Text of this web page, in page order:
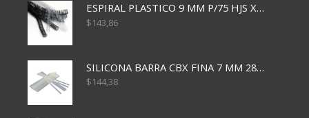
ESPIRAL PLASTICO 9 MM P/75 HJS X50X2400
$143,86
SILICONA BARRA CBX FINA 7 MM 28 CM
$144,38